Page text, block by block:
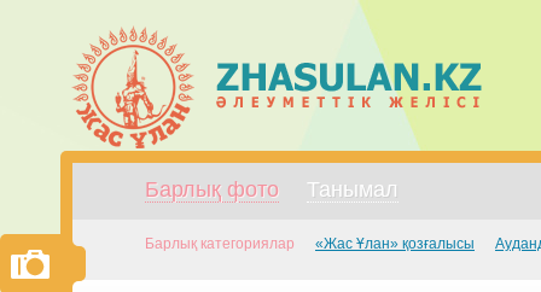
Барлық фото Танымал
Барлық категориялар «Жас Ұлан» қозғалысы